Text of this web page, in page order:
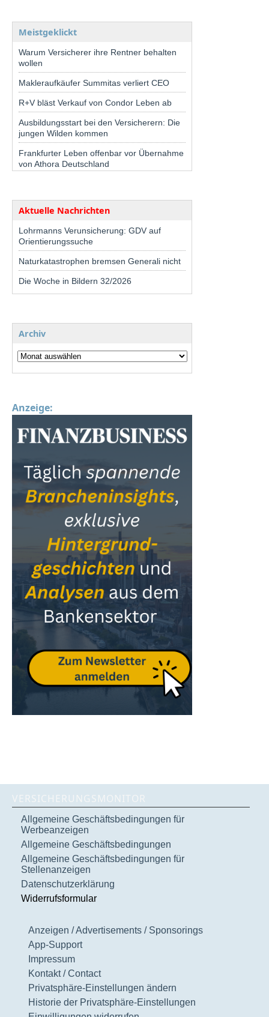
Meistgeklickt
Warum Versicherer ihre Rentner behalten
wollen
Makleraufkäufer Summitas verliert CEO
R+V bläst Verkauf von Condor Leben ab
Ausbildungsstart bei den Versicherern: Die
jungen Wilden kommen
Frankfurter Leben offenbar vor Übernahme
von Athora Deutschland
Aktuelle Nachrichten
Lohrmanns Verunsicherung: GDV auf
Orientierungssuche
Naturkatastrophen bremsen Generali nicht
Die Woche in Bildern 32/2026
Archiv
Anzeige:
VERSICHERUNGSMONITOR
Allgemeine Geschäftsbedingungen für
Werbeanzeigen
Allgemeine Geschäftsbedingungen
Allgemeine Geschäftsbedingungen für
Stellenanzeigen
Datenschutzerklärung
Widerrufsformular
Anzeigen / Advertisements / Sponsorings
App-Support
Impressum
Kontakt / Contact
Privatsphäre-Einstellungen ändern
Historie der Privatsphäre-Einstellungen